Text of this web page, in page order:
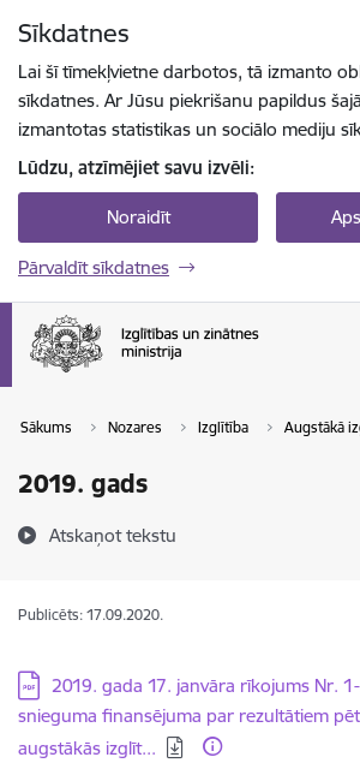
Sīkdatnes
Lai šī tīmekļvietne darbotos, tā izmanto
sīkdatnes. Ar Jūsu piekrišanu papildus
izmantotas statistikas un sociālo mediju
Lūdzu, atzīmējiet savu izvēli:
Noraidīt
Pārvaldīt sīkdatnes
Sākums Nozares Izglītība Augstākā
2019. gads
Atskaņot tekstu
Publicēts: 17.09.2020.
Lejupielādēt:
2019. gada 17. janvāra rīkojums Nr.
snieguma finansējuma par rezultātiem
augstākās izglīt...